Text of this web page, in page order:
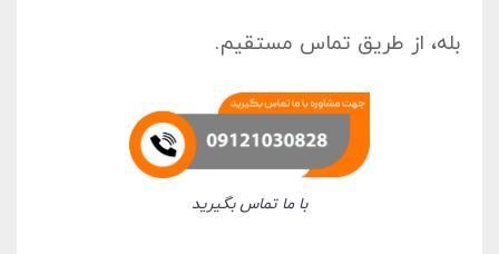
بله، از طریق تماس مستقیم.
با ما تماس بگیرید